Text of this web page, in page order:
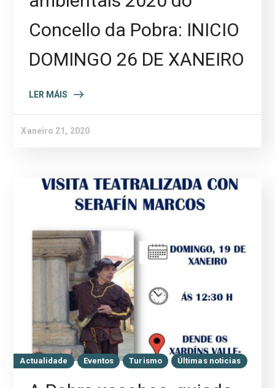
Concello da Pobra: INICIO
DOMINGO 26 DE XANEIRO
LER MÁIS
Xaneiro 21, 2020
Actualidade Eventos Turismo Últimas noticias